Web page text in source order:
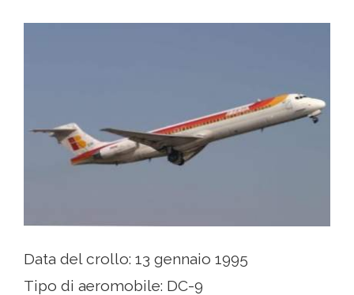
Data del crollo: 13 gennaio 1995
Tipo di aeromobile: DC-9